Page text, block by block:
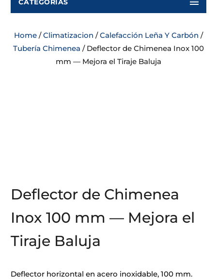
CATEGORÍAS
Home /Climatizacion /Calefacción Leña Y Carbón /
Tubería Chimenea / Deflector de Chimenea Inox 100
mm — Mejora el Tiraje Baluja
Deflector de Chimenea
Inox 100 mm — Mejora el
Tiraje Baluja
Deflector horizontal en acero inoxidable, 100 mm.